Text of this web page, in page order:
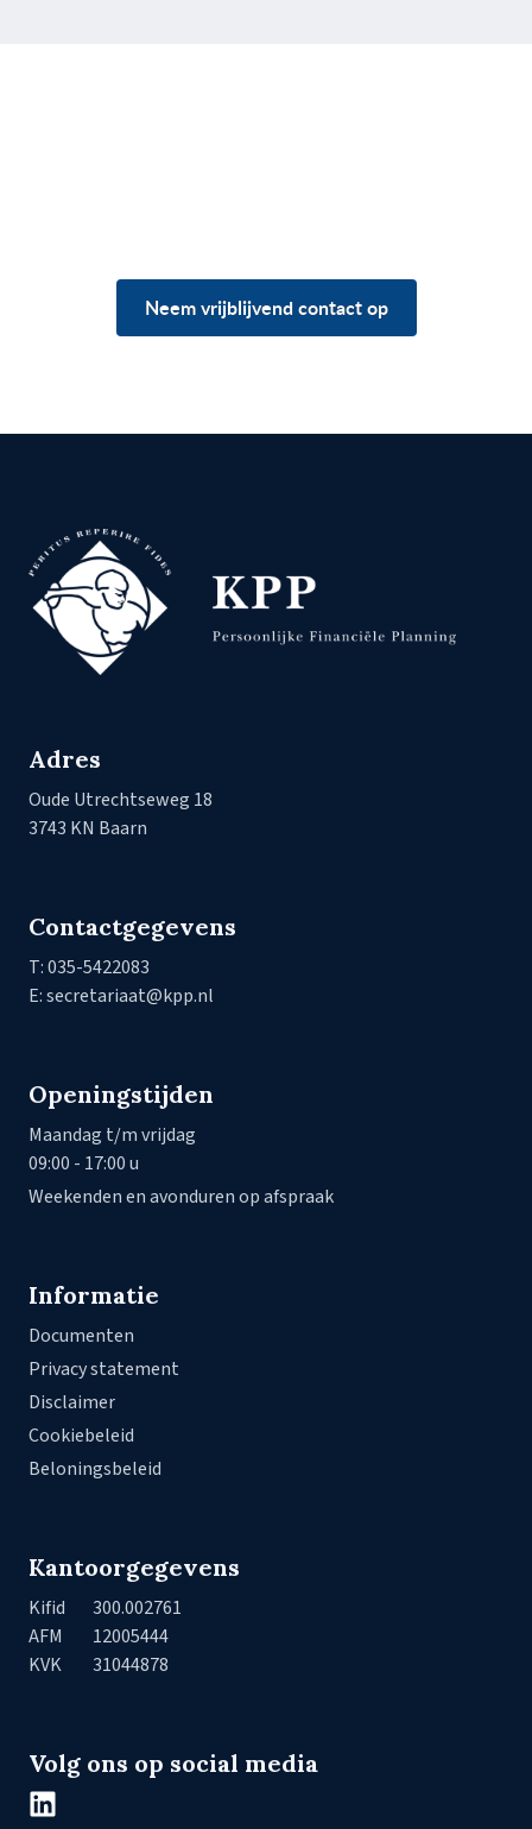
Neem vrijblijvend contact op
Adres
Oude Utrechtseweg 18
3743 KN Baarn
Contactgegevens
T: 035-5422083
E: secretariaat@kpp.nl
Openingstijden
Maandag t/m vrijdag
09:00 - 17:00 u
Weekenden en avonduren op afspraak
Informatie
Documenten
Privacy statement
Disclaimer
Cookiebeleid
Beloningsbeleid
Kantoorgegevens
Kifid
300.002761
AFM
12005444
KVK
31044878
Volg ons op social media